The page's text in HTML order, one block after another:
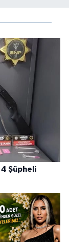
Şüpheli